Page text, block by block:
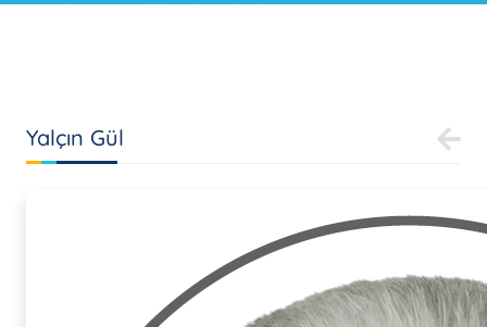
Yalçın Gül